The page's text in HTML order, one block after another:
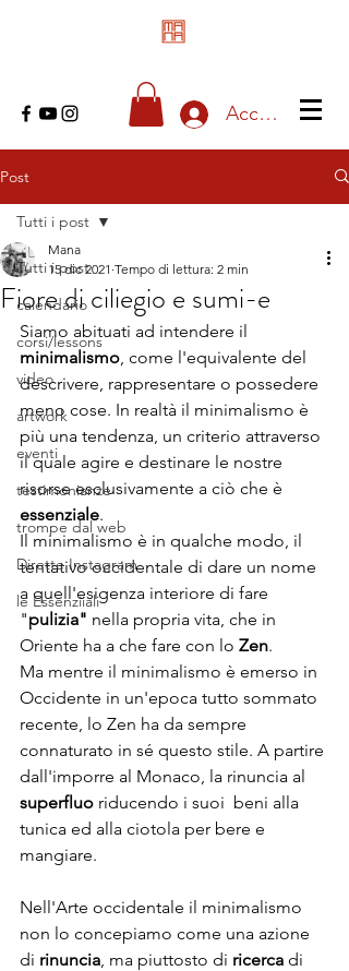
Accedi
Post
Tutti i post
calendario
corsi/lessons
video
artwork
eventi
testimonianze
trompe dal web
Dirette Instagram
le Essenziiali
Tutti i post
Fiore di ciliegio e sumi-e
Mana
15 dic 2021 Tempo di lettura: 2 min
Siamo abituati ad intendere il
minimalismo , come l'equivalente del
descrivere, rappresentare o possedere
meno cose. In realtà il minimalismo è
più una tendenza, un criterio attraverso
il quale agire e destinare le nostre
risorse esclusivamente a ciò che è
essenziale.
Il minimalismo è in qualche modo, il
tentativo occidentale di dare un nome
a quell'esigenza interiore di fare
"pulizia" nella propria vita, che in
Oriente ha a che fare con lo Zen.
Ma mentre il minimalismo è emerso in
Occidente in un'epoca tutto sommato
recente, lo Zen ha da sempre
connaturato in sé questo stile. A partire
dall'imporre al Monaco, la rinuncia al
superfluo riducendo i suoi  beni alla
tunica ed alla ciotola per bere e
mangiare.
Nell'Arte occidentale il minimalismo
non lo concepiamo come una azione
di rinuncia , ma piuttosto di ricerca di